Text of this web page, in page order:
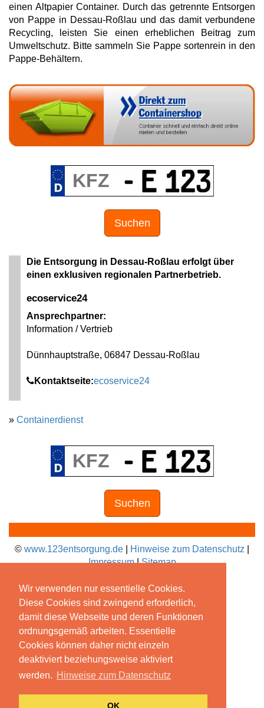
Wir verwenden nur essentielle Cookies.
Diese Cookies sind zwingend erforderlich,
damit diese Webseite und deren Funktionen
ordnungsgemäß arbeiten. Essentielle
Cookies können daher nicht einzeln
deaktiviert beziehungsweise aktiviert
werden. Hinweise zum Datenschutz
OK
einen Altpapier Container. Durch das getrennte Entsorgen
von Pappe in Dessau-Roßlau und das damit verbundene
Recycling, leisten Sie einen erheblichen Beitrag zum
Umweltschutz. Bitte sammeln Sie Pappe sortenrein in den
Pappe-Behältern.
Suchen
Die Entsorgung in Dessau-Roßlau erfolgt über
einen exklusiven regionalen Partnerbetrieb.
ecoservice24
Ansprechpartner:
Information / Vertrieb
Dünnhauptstraße, 06847 Dessau-Roßlau
Kontaktseite:ecoservice24
» Containerdienst
Suchen
© www.123entsorgung.de Hinweise zum Datenschutz
Impressum|Sitemap